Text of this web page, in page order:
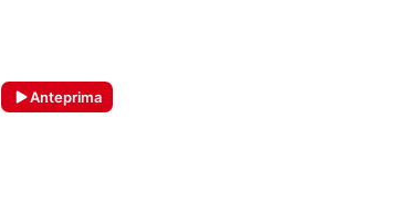
Anteprima